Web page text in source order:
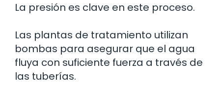
La presión es clave en este proceso.
Las plantas de tratamiento utilizan
bombas para asegurar que el agua
fluya con suficiente fuerza a través de
las tuberías.